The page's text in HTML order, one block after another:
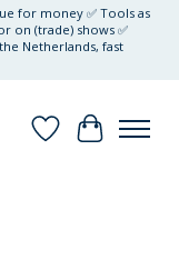
for money ✅ Tools as
on (trade) shows ✅
the Netherlands, fast
Wunschzettel
Ihr